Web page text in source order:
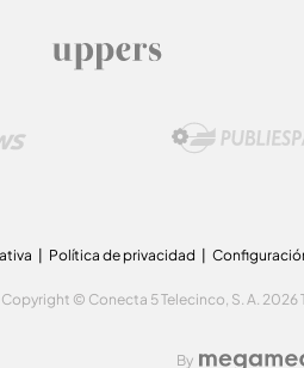
Política de privacidad
Copyright © Conecta 5 Telecinco, S. A.
By